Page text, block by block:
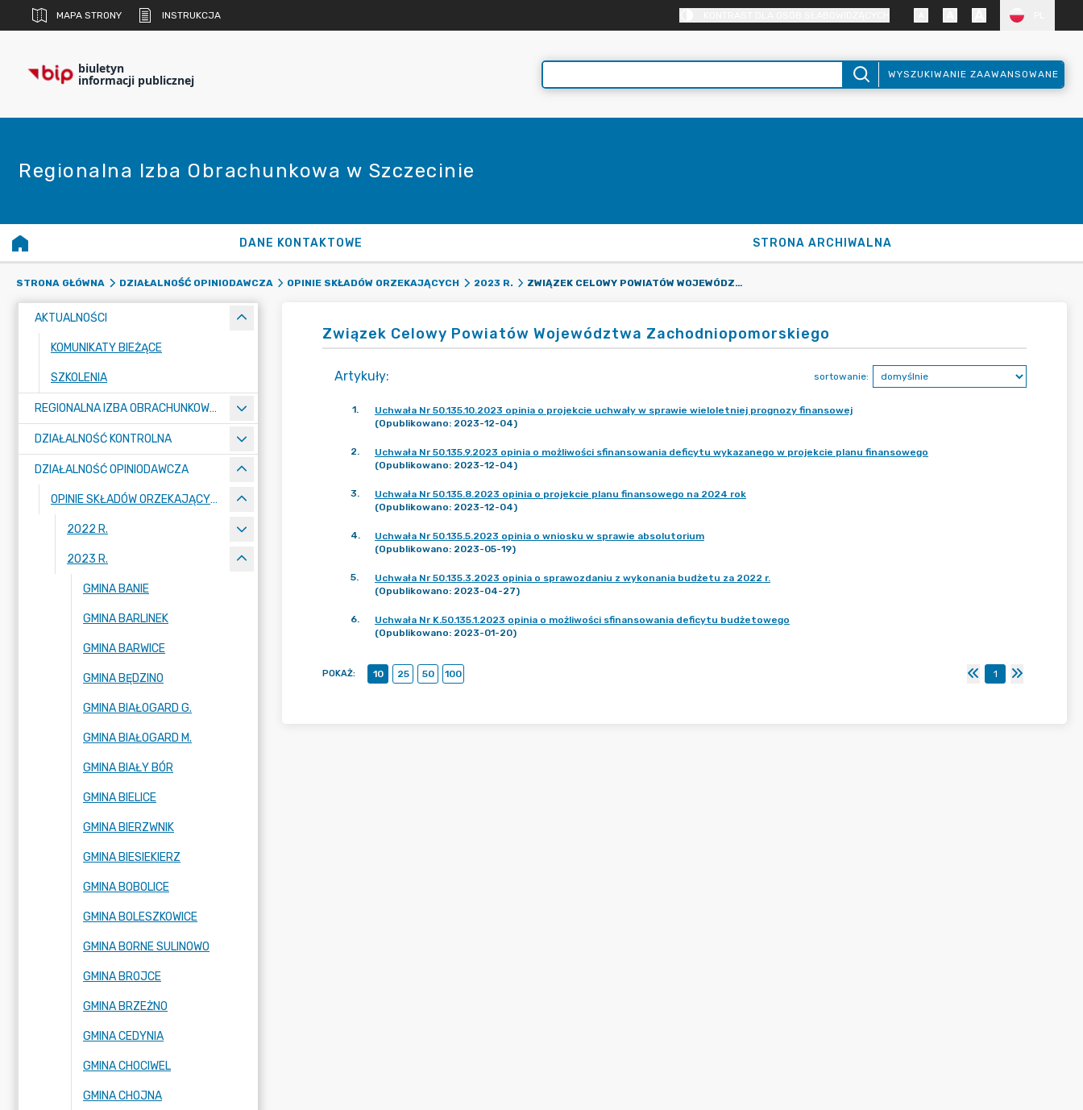
MAPA STRONY INSTRUKCJA
biuletyn
informacji publicznej WYSZUKIWANIE ZAAWANSOWANE
Regionalna Izba Obrachunkowa w Szczecinie
DANE KONTAKTOWE STRONA ARCHIWALNA
STRONA GŁÓWNA DZIAŁALNOŚĆ OPINIODAWCZA OPINIE SKŁADÓW ORZEKAJĄCYCH 2023 R. ZWIĄZEK CELOWY POWIATÓW WOJEWÓDZTWA ZACHODNIOPOMORSKIEGO
AKTUALNOŚCI
KOMUNIKATY BIEŻĄCE
SZKOLENIA
REGIONALNA IZBA OBRACHUNKOWA W SZCZECINIE
DZIAŁALNOŚĆ KONTROLNA
DZIAŁALNOŚĆ OPINIODAWCZA
OPINIE SKŁADÓW ORZEKAJĄCYCH
2022 R.
2023 R.
GMINA BANIE
GMINA BARLINEK
GMINA BARWICE
GMINA BĘDZINO
GMINA BIAŁOGARD G.
GMINA BIAŁOGARD M.
GMINA BIAŁY BÓR
GMINA BIELICE
GMINA BIERZWNIK
GMINA BIESIEKIERZ
GMINA BOBOLICE
GMINA BOLESZKOWICE
GMINA BORNE SULINOWO
GMINA BROJCE
GMINA BRZEŻNO
GMINA CEDYNIA
GMINA CHOCIWEL
GMINA CHOJNA
Związek Celowy Powiatów Województwa Zachodniopomorskiego
Artykuły: sortowanie:
1.
Uchwała Nr 50.135.10.2023 opinia o projekcie uchwały w sprawie wieloletniej prognozy finansowej
(Opublikowano: 2023-12-04)
2.
Uchwała Nr 50.135.9.2023 opinia o możliwości sfinansowania deficytu wykazanego w projekcie planu finansowego
(Opublikowano: 2023-12-04)
3.
Uchwała Nr 50.135.8.2023 opinia o projekcie planu finansowego na 2024 rok
(Opublikowano: 2023-12-04)
4.
Uchwała Nr 50.135.5.2023 opinia o wniosku w sprawie absolutorium
(Opublikowano: 2023-05-19)
5.
Uchwała Nr 50.135.3.2023 opinia o sprawozdaniu z wykonania budżetu za 2022 r.
(Opublikowano: 2023-04-27)
6.
Uchwała Nr K.50.135.1.2023 opinia o możliwości sfinansowania deficytu budżetowego
(Opublikowano: 2023-01-20)
POKAŻ: 10 25 50 100 1